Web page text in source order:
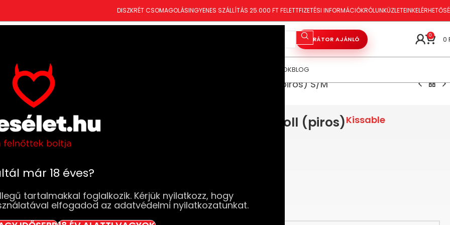
már 18 éves?
tartalmakkal foglalkozik. Kérjük nyilatkozz, hogy
elfogadod az adatvédelmi nyilatkozatunkat.
DISZKRÉT CSOMAGOLÁSINGYENES SZÁLLÍTÁS 25.000 FT FELETTFIZETÉSI INFORMÁCIÓKRÓLUNKÜZLETEINK
VIBRÁTOR AJÁNLÓ 0 0
ÚJDONSÁGOKSZEXJÁTÉKOK TANÁCSOKBLOG
Babydollok, köntösök Kissable – Nyitott babydoll (piros) S/M
Kissable – Nyitott babydoll (piros)Kissable
Elfogyott